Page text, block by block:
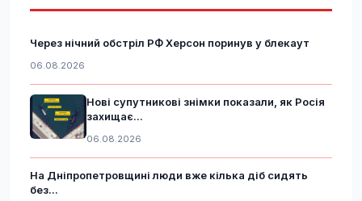
Через нічний обстріл РФ Херсон поринув у блекаут
06.08.2026
Нові супутникові знімки показали, як Росія
захищає...
06.08.2026
На Дніпропетровщині люди вже кілька діб сидять
без...